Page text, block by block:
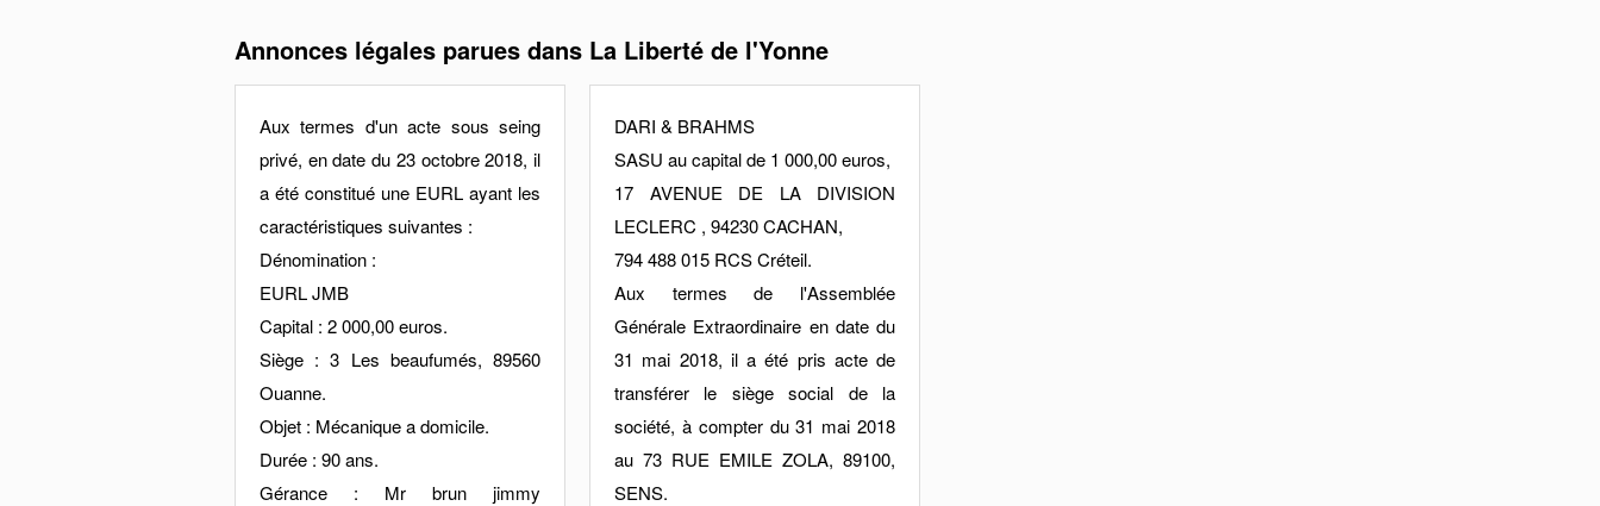
Annonces légales parues dans La Liberté de l'Yonne
Aux termes d'un acte sous seing
privé, en date du 23 octobre 2018, il
a été constitué une EURL ayant les
caractéristiques suivantes :
Dénomination :
EURL JMB
Capital : 2 000,00 euros.
Siège : 3 Les beaufumés, 89560
Ouanne.
Objet : Mécanique a domicile.
Durée : 90 ans.
Gérance : Mr brun jimmy
DARI & BRAHMS
SASU au capital de 1 000,00 euros,
17 AVENUE DE LA DIVISION
LECLERC , 94230 CACHAN,
794 488 015 RCS Créteil.
Aux termes de l'Assemblée
Générale Extraordinaire en date du
31 mai 2018, il a été pris acte de
transférer le siège social de la
société, à compter du 31 mai 2018
au 73 RUE EMILE ZOLA, 89100,
SENS.